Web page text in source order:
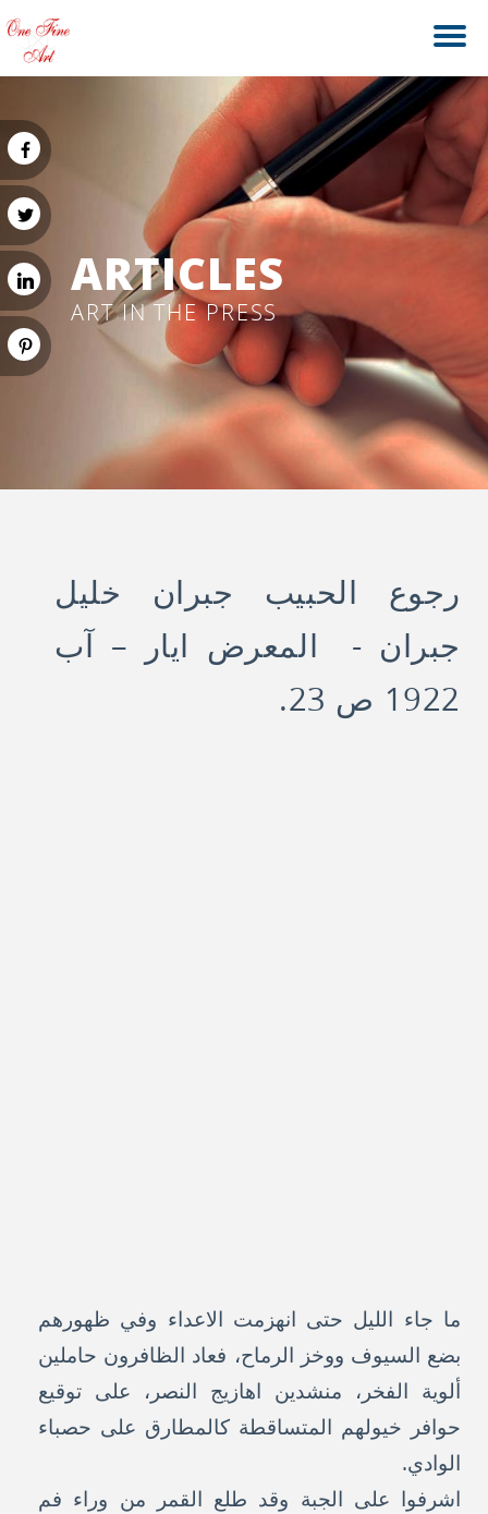
ARTICLES
ART IN THE PRESS
رجوع الحبيب جبران خليل
جبران - المعرض ايار – آب
1922 ص 23.
ما جاء الليل حتى انهزمت الاعداء وفي ظهورهم
بضع السيوف ووخز الرماح، فعاد الظافرون حاملين
ألوية الفخر، منشدين اهازيج النصر، على توقيع
حوافر خيولهم المتساقطة كالمطارق على حصباء
الوادي.
اشرفوا على الجبة وقد طلع القمر من وراء فم